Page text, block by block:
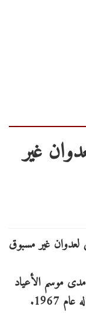
غير
موسم الأعياد
1967.